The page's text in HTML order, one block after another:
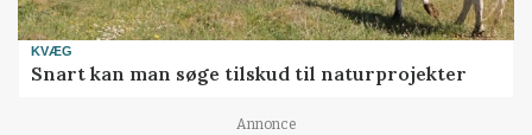
KVÆG
Snart kan man søge tilskud til naturprojekter
Annonce